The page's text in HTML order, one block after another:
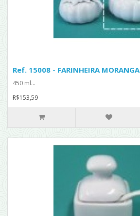
Ref. 15008 - FARINHEIRA MORANGA
450 ml...
R$153,59